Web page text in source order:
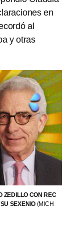
en
al
y otras
ZEDILLO CON REC
SEXENIO (MICH